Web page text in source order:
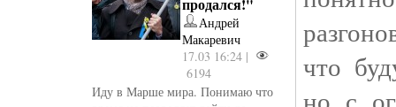
Андрей
Макаревич
17.03 16:24 |
6194
Иду в Марше мира. Понимаю что
что